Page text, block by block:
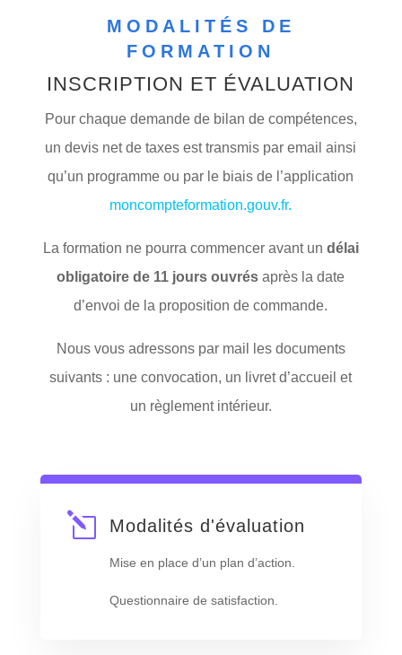
MODALITÉS DE
FORMATION
INSCRIPTION ET ÉVALUATION
Pour chaque demande de bilan de compétences,
un devis net de taxes est transmis par email ainsi
qu’un programme ou par le biais de l’application
moncompteformation.gouv.fr.
La formation ne pourra commencer avant un délai
obligatoire de 11 jours ouvrés après la date
d’envoi de la proposition de commande.
Nous vous adressons par mail les documents
suivants : une convocation, un livret d’accueil et
un règlement intérieur.
l Modalités d'évaluation
Mise en place d’un plan d’action.
Questionnaire de satisfaction.